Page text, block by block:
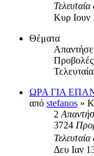
Κυρ Ιουν
Θέματα
Προβολές
ΩΡΑ ΓΙΑ
από stefanos »
2
3724
Δευ Ιαν